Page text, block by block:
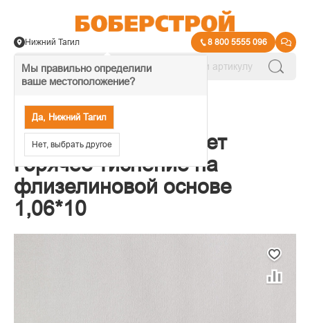
Мы правильно определили
ваше местоположение?
Да, Нижний Тагил
Нет, выбрать другое
Нижний Тагил 8 800 5555 096
Обои Elysium Рассвет
Горячее тиснение на
флизелиновой основе
1,06*10